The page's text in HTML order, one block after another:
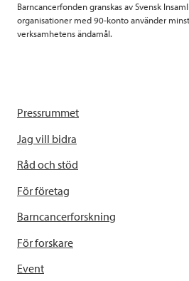
Barncancerfonden granskas av Svensk
organisationer med 90-konto använder
verksamhetens ändamål.
Pressrummet
Jag vill bidra
Råd och stöd
För företag
Barncancerforskning
För forskare
Event